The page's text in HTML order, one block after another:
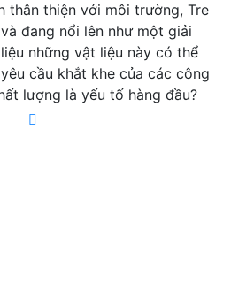
thân thiện với môi trường, Tre
đang nổi lên như một giải
những vật liệu này có thể
cầu khắt khe của các công
lượng là yếu tố hàng đầu?